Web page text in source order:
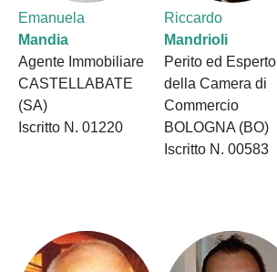
Emanuela
Mandia
Agente Immobiliare
CASTELLABATE
(SA)
Iscritto N. 01220
Riccardo
Mandrioli
Perito ed Esperto
della Camera di
Commercio
BOLOGNA (BO)
Iscritto N. 00583